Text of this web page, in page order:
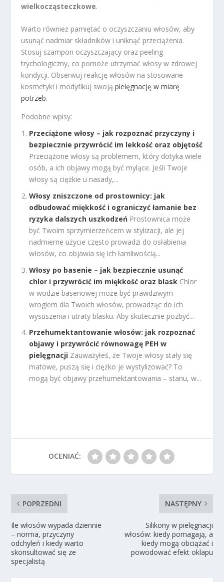
wielkocząsteczkowe.
Warto również pamiętać o oczyszczaniu włosów, aby
usunąć nadmiar składników i uniknąć przeciążenia.
Stosuj szampon oczyszczający oraz peeling
trychologiczny, co pomoże utrzymać włosy w zdrowej
kondycji. Obserwuj reakcję włosów na stosowane
kosmetyki i modyfikuj swojąpielęgnację w miarę
potrzeb.
Podobne wpisy:
Przeciążone włosy – jak rozpoznać przyczyny i
bezpiecznie przywrócić im lekkość oraz objętość
Przeciążone włosy są problemem, który dotyka wiele
osób, a ich objawy mogą być mylące. Jeśli Twoje
włosy są ciężkie u nasady,...
Włosy zniszczone od prostownicy: jak
odbudować miękkość i ograniczyć łamanie bez
ryzyka dalszych uszkodzeń Prostownica może
być Twoim sprzymierzeńcem w stylizacji, ale jej
nadmierne użycie często prowadzi do osłabienia
włosów, co objawia się ich łamliwością...
Włosy po basenie – jak bezpiecznie usunąć
chlor i przywrócić im miękkość oraz blask Chlor
w wodzie basenowej może być prawdziwym
wrogiem dla Twoich włosów, prowadząc do ich
wysuszenia i utraty blasku. Aby skutecznie pozbyć...
Przehumektantowanie włosów: jak rozpoznać
objawy i przywrócić równowagę PEH w
pielęgnacji Zauważyłeś, że Twoje włosy stały się
matowe, puszą się i ciężko je wystylizować? To
mogą być objawy przehumektantowania – stanu, w...
OCENIAĆ:
POPRZEDNI
Ile włosów wypada dziennie
– norma, przyczyny
odchyleń i kiedy warto
skonsultować się ze
specjalistą
NASTĘPNY
Silikony w pielęgnacji
włosów: kiedy pomagają, a
kiedy mogą obciążać i
powodować efekt oklapu